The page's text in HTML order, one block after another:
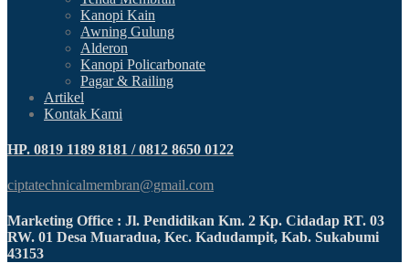
Kanopi Kain
Awning Gulung
Alderon
Kanopi Policarbonate
Pagar & Railing
Artikel
Kontak Kami
HP. 0819 1189 8181 / 0812 8650 0122
ciptatechnicalmembran@gmail.com
Marketing Office : Jl. Pendidikan Km. 2 Kp. Cidadap RT. 03
RW. 01 Desa Muaradua, Kec. Kadudampit, Kab. Sukabumi
43153